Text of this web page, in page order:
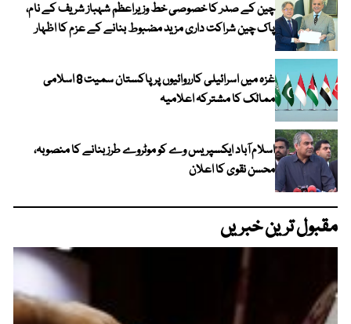
چین کے صدر کا خصوصی خط وزیراعظم شہباز شریف کے نام،
پاک چین شراکت داری مزید مضبوط بنانے کے عزم کا اظہار
غزہ میں اسرائیلی کارروائیوں پر پاکستان سمیت 8 اسلامی
ممالک کا مشترکہ اعلامیہ
اسلام آباد ایکسپریس وے کو موٹروے طرز بنانے کا منصوبہ،
محسن نقوی کا اعلان
مقبول ترین خبریں